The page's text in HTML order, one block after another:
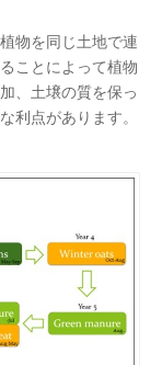
物を同じ土地で連
ことによって植物
、土壌の質を保っ
利点があります。